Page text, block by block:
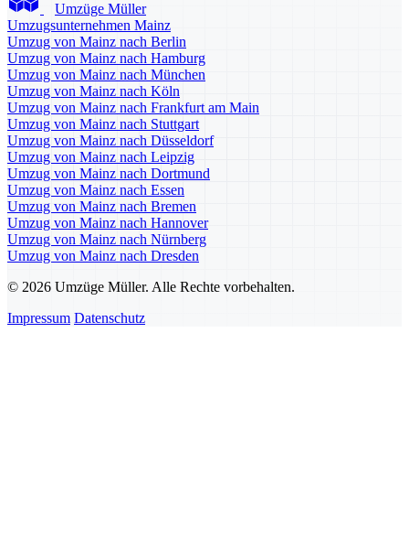
Umzüge Müller
Umzugsunternehmen Mainz
Umzug von Mainz nach Berlin
Umzug von Mainz nach Hamburg
Umzug von Mainz nach München
Umzug von Mainz nach Köln
Umzug von Mainz nach Frankfurt am Main
Umzug von Mainz nach Stuttgart
Umzug von Mainz nach Düsseldorf
Umzug von Mainz nach Leipzig
Umzug von Mainz nach Dortmund
Umzug von Mainz nach Essen
Umzug von Mainz nach Bremen
Umzug von Mainz nach Hannover
Umzug von Mainz nach Nürnberg
Umzug von Mainz nach Dresden
© 2026 Umzüge Müller. Alle Rechte vorbehalten.
Impressum Datenschutz